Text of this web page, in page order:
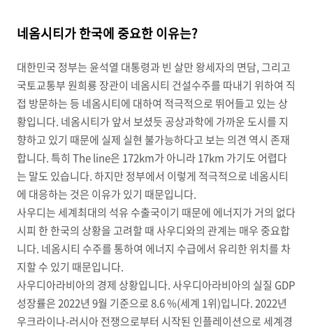
네옴시티가 한국에 중요한 이유는?
대한민국 정부는 윤석열 대통령과 빈 살만 왕세자의 면담, 그리고
국토교통부 원희룡 장관이 네옴시티 건설수주를 따내기 위하여 직
접 방문하는 등 네옴시티에 대하여 적극적으로 뛰어들고 있는 상
황입니다. 네옴시티가 앞서 보셨듯 공상과학에 가까운 도시를 지
향하고 있기 때문에 실제 실현 불가능하다고 보는 의견 역시 존재
합니다. 특히 The line은 172km가 아니라 17km 가기도 어렵다
는 말도 있습니다. 하지만 정부에서 이렇게 적극적으로 네옴시티
에 대응하는 것은 이유가 있기 때문입니다.
사우디는 세계최대의 석유 수출국이기 때문에 에너지가 거의 없다
시피 한 한국의 상황을 고려할 때 사우디와의 관계는 매우 중요합
니다. 네옴시티 수주를 통하여 에너지 수급에서 유리한 위치를 차
지할 수 있기 때문입니다.
사우디아라비아의 경제 상황입니다. 사우디아라비아의 실질 GDP
성장률은 2022년 9월 기준으로 8.6 %(세계 1위)입니다. 2022년
우크라이나-러시아 전쟁으로부터 시작된 인플레이션으로 세계경